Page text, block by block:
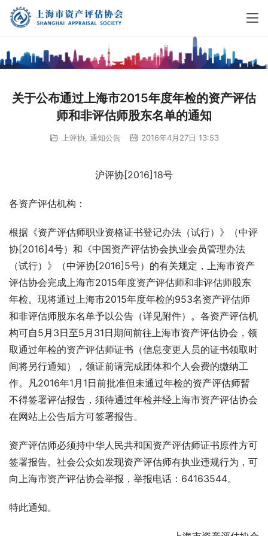
关于公布通过上海市2015年度年检的资产评估
师和非评估师股东名单的通知
上评协, 通知公告 2016年4月27日 13:53
沪评协[2016]18号
各资产评估机构：
根据《资产评估师职业资格证书登记办法（试行）》（中评
协[2016]4号）和《中国资产评估协会执业会员管理办法
（试行）》（中评协[2016]5号）的有关规定，上海市资产
评估协会完成上海市2015年度资产评估师和非评估师股东
年检。现将通过上海市2015年度年检的953名资产评估师
和非评估师股东名单予以公告（详见附件）。各资产评估机
构可自5月3日至5月31日期间前往上海市资产评估协会，领
取通过年检的资产评估师证书（信息变更人员的证书领取时
间将另行通知），领证前请完成团体和个人会费的缴纳工
作。凡2016年1月1日前批准但未通过年检的资产评估师暂
不得签署评估报告，须待通过年检并经上海市资产评估协会
在网站上公告后方可签署报告。
资产评估师必须持中华人民共和国资产评估师证书原件方可
签署报告。社会公众如发现资产评估师有执业违规行为，可
向上海市资产评估协会举报，举报电话：64163544。
特此通知。